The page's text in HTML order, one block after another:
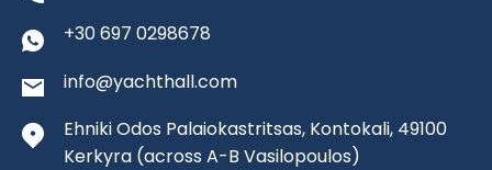
+30 697 0298678
info@yachthall.com
Ehniki Odos Palaiokastritsas, Kontokali, 49100
Kerkyra (across A-B Vasilopoulos)